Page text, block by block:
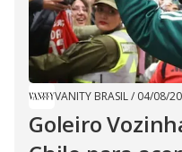
VANITY BRASIL/ 04/08/
Goleiro